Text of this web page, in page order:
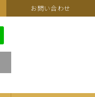
お問い合わせ